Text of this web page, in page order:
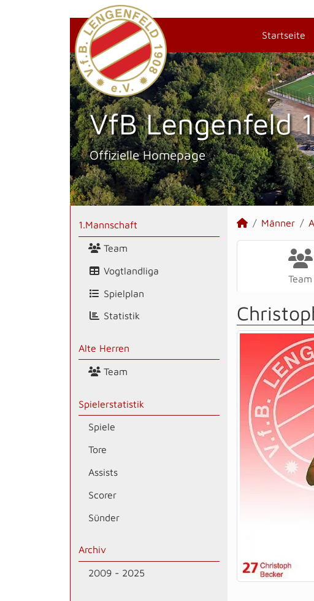
Startseite
VfB Lengenfeld
Offizielle Homepage
1.Mannschaft
Team
Vogtlandliga
Spielplan
Statistik
Alte Herren
Team
Spielerstatistik
Spiele
Tore
Assists
Scorer
Sünder
Archiv
2009 - 2025
Männer
Team